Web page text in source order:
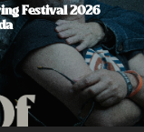
Festival 2026